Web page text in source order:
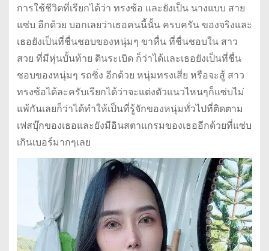
การใช้ชีวิตที่เรียกได้ว่า ทรงซ้อ และยังเป็น นางแบบ สาย
แซ่บ อีกด้วย บอกเลยว่าเธอคนนี้นั้น ครบครัน ของจริงและ
เธอยังเป็นที่ชื่นชอบของหนุ่มๆ ขาหื่น ที่ชื่นชอบใน สาว
สวย ที่มีหุ่นบั้นท้าย ดินระเบิด ก็ว่าได้และเธอยังเป็นที่ชื่น
ชอบของหนุ่มๆ รถซิ่ง อีกด้วย หนุ่มทรงเสี่ย หรือจะสู้ สาว
ทรงซ้อได้ละครับเรียกได้ว่าจะแต่งตัวแนวไหนๆก็แซ่บไม่
แพ้กันเลยก็ว่าได้ทำให้เป็นที่รู้จักของหนุ่มทั่วไปที่ติดตาม
เฟสบุ๊กของเธอและยังมีอินสตาแกรมของเธออีกด้วยที่แซ่บ
เกินเบอร์มากๆเลย